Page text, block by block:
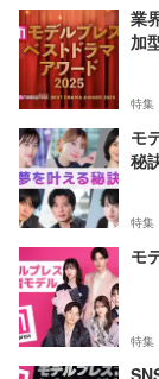
業
加
特集
モ
秘
特集
モ
特集